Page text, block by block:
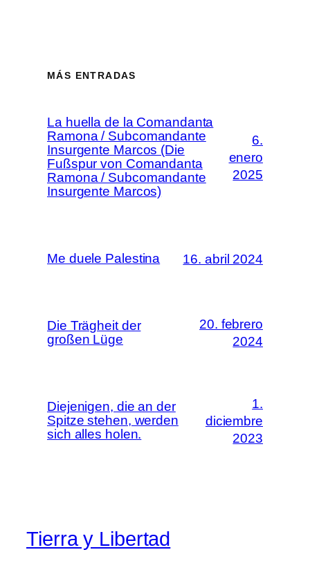
MÁS ENTRADAS
La huella de la Comandanta
Ramona / Subcomandante
Insurgente Marcos (Die
Fußspur von Comandanta
Ramona / Subcomandante
Insurgente Marcos)
6.
enero
2025
Me duele Palestina 16. abril 2024
Die Trägheit der
großen Lüge
20. febrero
2024
Diejenigen, die an der
Spitze stehen, werden
sich alles holen.
1.
diciembre
2023
Tierra y Libertad